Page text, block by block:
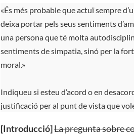
«És més probable que actuï sempre
deixa portar pels seus sentiments
una persona que té molta
sentiments de simpatia, sinó per la
moral.»
Indiqueu si esteu d’acord o en
justificació per al punt de vista que
[Introducció]La pregunta sobre